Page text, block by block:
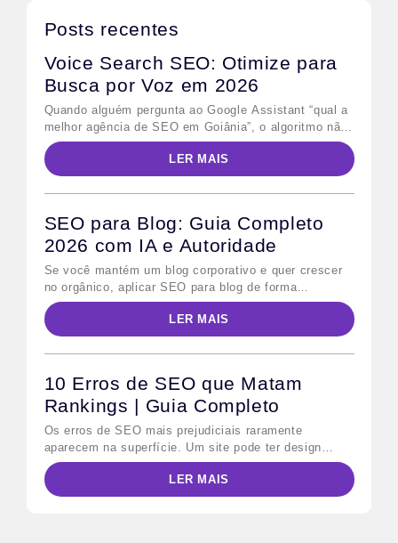
Posts recentes
Voice Search SEO: Otimize para
Busca por Voz em 2026
Quando alguém pergunta ao Google Assistant “qual a
melhor agência de SEO em Goiânia”, o algoritmo não
retorna dez links azuis — ele lê uma única resposta
em voz alta. Esse comportamento define o desafio
central do voice search SEO: não basta ranquear na
primeira página; é preciso ser a resposta escolhida.
LER MAIS
SEO para Blog: Guia Completo
2026 com IA e Autoridade
Se você mantém um blog corporativo e quer crescer
no orgânico, aplicar SEO para blog de forma
sistemática é o caminho mais direto. Em 2026,
porém, as regras mudaram: além do Google
tradicional, os modelos de IA generativa — como o
Google AI Overviews e o Bing Copilot — passaram a
LER MAIS
10 Erros de SEO que Matam
Rankings | Guia Completo
Os erros de SEO mais prejudiciais raramente
aparecem na superfície. Um site pode ter design
impecável, conteúdo publicado regularmente e ainda
assim perder posições para concorrentes menores —
porque falhas técnicas e estratégicas invisíveis
LER MAIS